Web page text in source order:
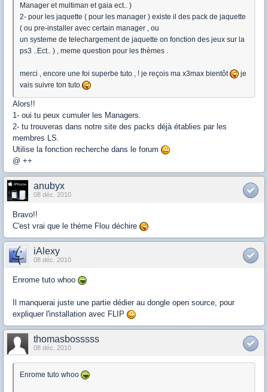
Manager et multiman et gaia ect.. )
2- pour les jaquette ( pour les manager ) existe il des pack de jaquette
( ou pre-installer avec certain manager , ou
un systeme de telechargement de jaquette on fonction des jeux sur la
ps3 ..Ect.. ) , meme question pour les thèmes .
merci , encore une foi superbe tuto , ! je reçois ma x3max bientôt
je
vais suivre ton tuto
Alors!!
1- oui tu peux cumuler les Managers.
2- tu trouveras dans notre site des packs déjà établies par les
membres LS.
Utilise la fonction recherche dans le forum
@ ++
anubyx
08 déc. 2010
Bravo!!
C'est vrai que le thème Flou déchire
iAlexy
08 déc. 2010
Enrome tuto whoo
Il manquerai juste une partie dédier au dongle open source, pour
expliquer l'installation avec FLIP
thomasbosssss
08 déc. 2010
Enrome tuto whoo